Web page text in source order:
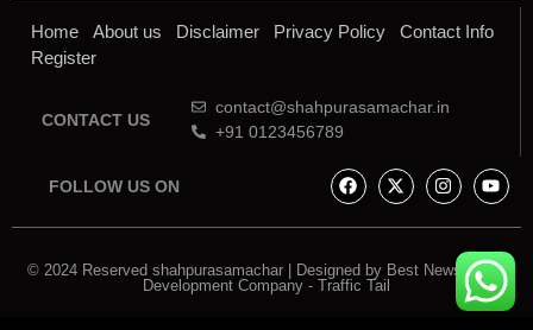
Home About us Disclaimer Privacy Policy
Contact Info
Register
CONTACT US
contact@shahpurasamachar.in
+91 0123456789
FOLLOW US ON
© 2024 Reserved shahpurasamachar | Designed by Best News Portal
Development Company - Traffic Tail